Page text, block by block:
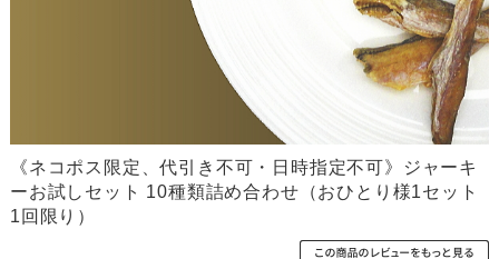
《ネコポス限定、代引き不可・日時指定不可》ジャーキ
ーお試しセット 10種類詰め合わせ（おひとり様1セット
1回限り）